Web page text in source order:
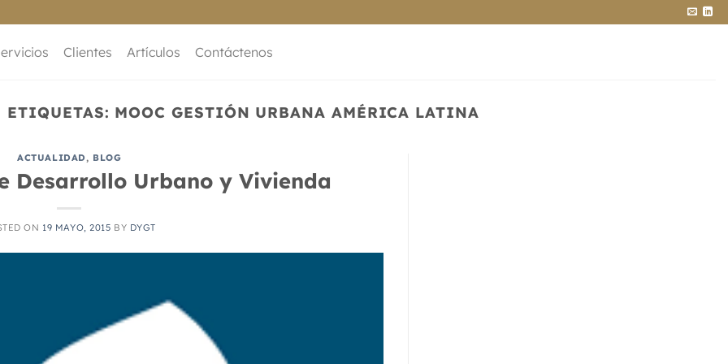
Clientes Artículos Contáctenos
ETIQUETAS: MOOC GESTIÓN URBANA AMÉRICA LATINA
ACTUALIDAD, BLOG
Desarrollo Urbano y Vivienda
ON 19 MAYO, 2015 BY DYGT